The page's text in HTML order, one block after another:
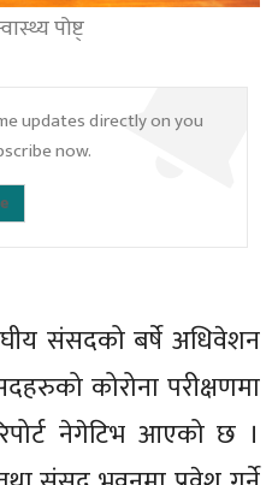
पोष्ट्
updates directly on you
now.
संसदको बर्षे अधिवेशन
कोरोना परीक्षणमा
नेगेटिभ आएको छ ।